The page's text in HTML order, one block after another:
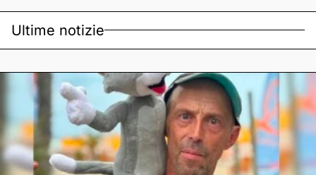
Ultime notizie